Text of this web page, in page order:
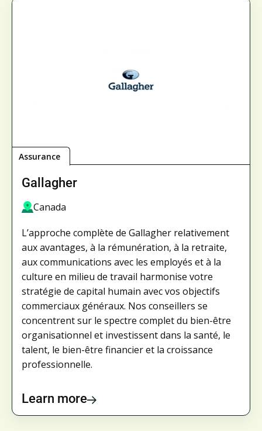
Assurance
Gallagher
Canada
L’approche complète de Gallagher relativement
aux avantages, à la rémunération, à la retraite,
aux communications avec les employés et à la
culture en milieu de travail harmonise votre
stratégie de capital humain avec vos objectifs
commerciaux généraux. Nos conseillers se
concentrent sur le spectre complet du bien-être
organisationnel et investissent dans la santé, le
talent, le bien-être financier et la croissance
professionnelle.
Learn more